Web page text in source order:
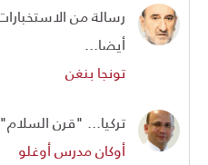
أيضا...
تونجا بنغن
تركيا... "قرن السلام"
أوكان مدرس أوغلو